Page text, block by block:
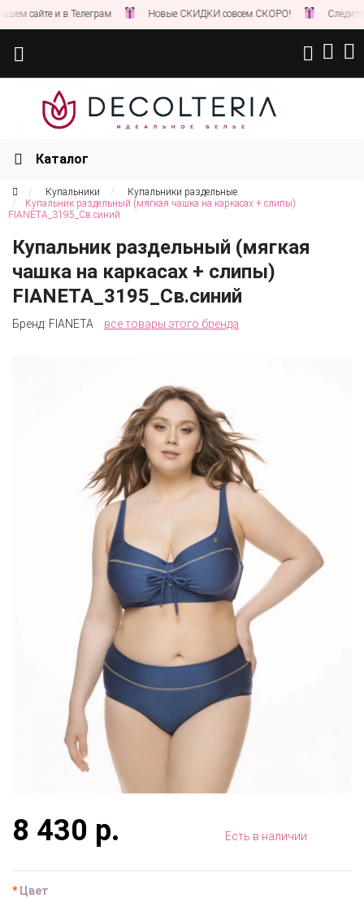
сайте и в Телеграм Новые СКИДКИ совсем СКОРО! Следите за
Каталог
Купальники
Купальники раздельные
Купальник раздельный (мягкая чашка на каркасах + слипы)
FIANETA_3195_Св.синий
Купальник раздельный (мягкая
чашка на каркасах + слипы)
FIANETA_3195_Св.синий
Бренд: FIANETA все товары этого бренда
8 430 р. Есть в наличии
Цвет